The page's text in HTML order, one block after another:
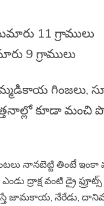
11 గ్రాములు
9 గ్రాములు
గింజలు,
కూడా మంచి
నానబెట్టి తింటే
ద్రాక్ష వంటి డ్రై
జామకాయ, నేరేడు,